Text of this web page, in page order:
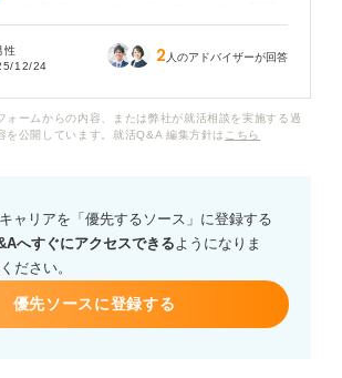
ツを着ていくべきか迷っています。私服
ょうか。
きしたいです。筆記試験に参加した皆
うな服装で臨まれましたか。
性
12/24 2 人のアドバイザーが回答
ームからの内容、または弊社が就活相談を実施する過
を公開しています。就活Q&A 編集方針は こちら
ャリアを「優先するソース」に登録する
へすぐにアクセスできるようになりま
ださい。
優先ソースに登録する